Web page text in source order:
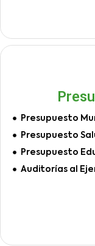
Presupuesto
Presupuesto
Presupuesto
Auditorías al